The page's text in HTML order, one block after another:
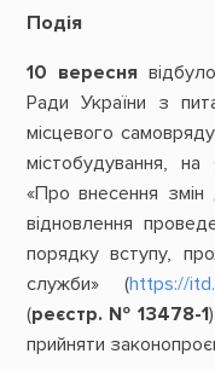
Подія
10 вересня
Ради України з
місцевого
містобудування,
«Про внесення
відновлення
порядку вступу,
служби» (https://
(реєстр. № 13478-1
прийняти